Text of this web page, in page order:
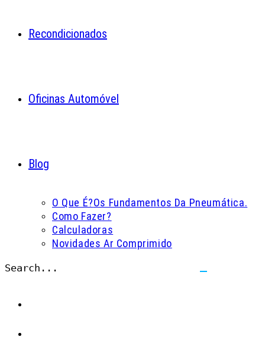
Recondicionados
Oficinas Automóvel
Blog
O Que É?Os Fundamentos Da Pneumática.
Como Fazer?
Calculadoras
Novidades Ar Comprimido
Search...